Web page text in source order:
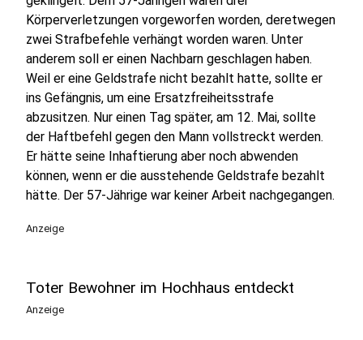
Körperverletzungen vorgeworfen worden, deretwegen
zwei Strafbefehle verhängt worden waren. Unter
anderem soll er einen Nachbarn geschlagen haben.
Weil er eine Geldstrafe nicht bezahlt hatte, sollte er
ins Gefängnis, um eine Ersatzfreiheitsstrafe
abzusitzen. Nur einen Tag später, am 12. Mai, sollte
der Haftbefehl gegen den Mann vollstreckt werden.
Er hätte seine Inhaftierung aber noch abwenden
können, wenn er die ausstehende Geldstrafe bezahlt
hätte. Der 57-Jährige war keiner Arbeit nachgegangen.
Anzeige
Toter Bewohner im Hochhaus entdeckt
Anzeige